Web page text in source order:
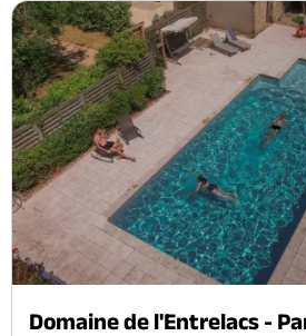
Domaine de l'Entrelacs -